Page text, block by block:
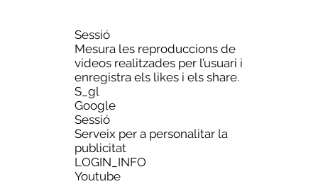
Sessió
Mesura les reproduccions de
videos realitzades per l’usuari i
enregistra els likes i els share.
S_gl
Google
Sessió
Serveix per a personalitar la
publicitat
LOGIN_INFO
Youtube